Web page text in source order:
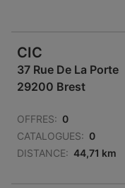
CIC
37 Rue De La Porte
29200 Brest
OFFRES: 0
CATALOGUES: 0
DISTANCE: 44,71 km